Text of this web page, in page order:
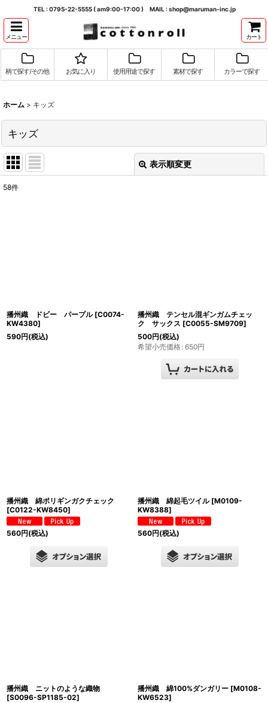
TEL : 0795-22-5555 ( am9:00-17:00 ) MAIL : shop@maruman-inc.jp
メニュー カート
柄で探す/その他 お気に入り 使用用途で探す 素材で探す カラーで探す
ホーム > キッズ
キッズ
表示順変更
58件
播州織 ドビー パープル [C0074-
KW4380]
590円(税込)
播州織 テンセル混ギンガムチェッ
ク サックス [C0055-SM9709]
500円(税込)
希望小売価格: 650円
播州織 綿ポリギンガクチェック
[C0122-KW8450]
560円(税込)
播州織 綿起毛ツイル [M0109-
KW8388]
560円(税込)
播州織 ニットのような織物
[S0096-SP1185-02]
播州織 綿100%ダンガリー [M0108-
KW6523]